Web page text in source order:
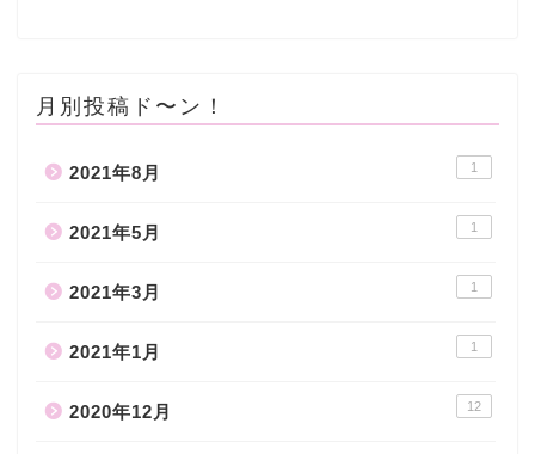
月別投稿ド〜ン！
2021年8月 1
2021年5月 1
2021年3月 1
2021年1月 1
2020年12月 12